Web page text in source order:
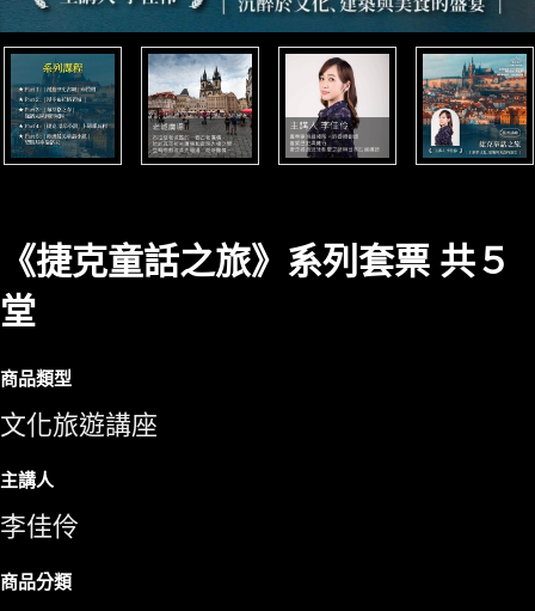
《捷克童話之旅》系列套票 共５
堂
商品類型
文化旅遊講座
主講人
李佳伶
商品分類